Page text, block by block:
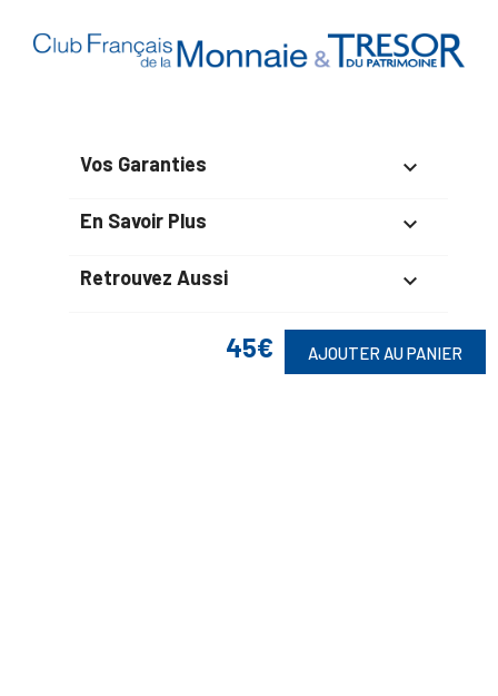
45€ AJOUTER AU PANIER
Vos Garanties 
En Savoir Plus 
Retrouvez Aussi 